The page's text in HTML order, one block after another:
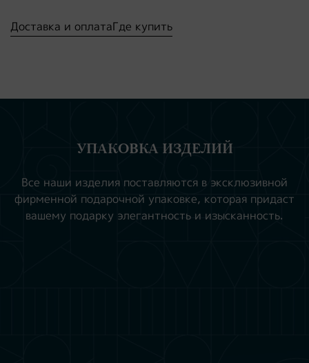
Доставка и оплатаГде купить
УПАКОВКА ИЗДЕЛИЙ
Все наши изделия поставляются в эксклюзивной
фирменной подарочной упаковке, которая придаст
вашему подарку элегантность и изысканность.